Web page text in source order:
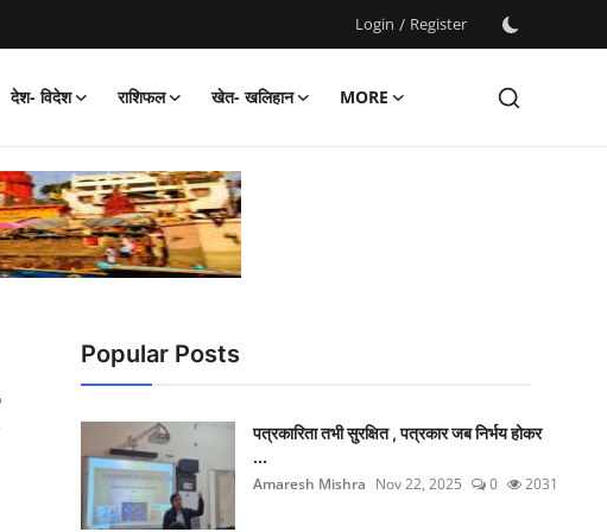
Login / Register
देश- विदेश राशिफल खेत- खलिहान
MORE
Popular Posts
पत्रकारिता तभी सुरक्षित , पत्रकार जब निर्भय होकर
...
Amaresh Mishra Nov 22, 2025 0 2031